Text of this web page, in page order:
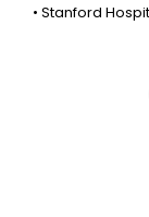
• Stanford